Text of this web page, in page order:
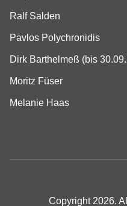
Ralf Salden
Pavlos Polychronidis
Dirk Barthelmeß (bis
Moritz Füser
Melanie Haas
Copyright 2026.